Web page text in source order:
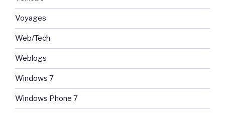
Voyages
Web/Tech
Weblogs
Windows 7
Windows Phone 7